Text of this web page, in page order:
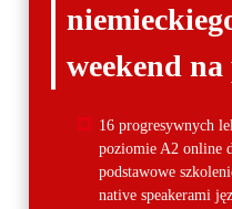
weekend
16 progresywnych
poziomie A2 online
podstawowe
native speakerami